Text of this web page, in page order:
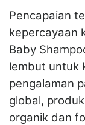
Pencapaian
kepercayaan
Baby
lembut untuk
pengalaman
global,
organik dan